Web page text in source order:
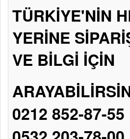
TÜRKİYE'NİN
YERİNE
VE BİLGİ İÇİN
0212 852-87-55